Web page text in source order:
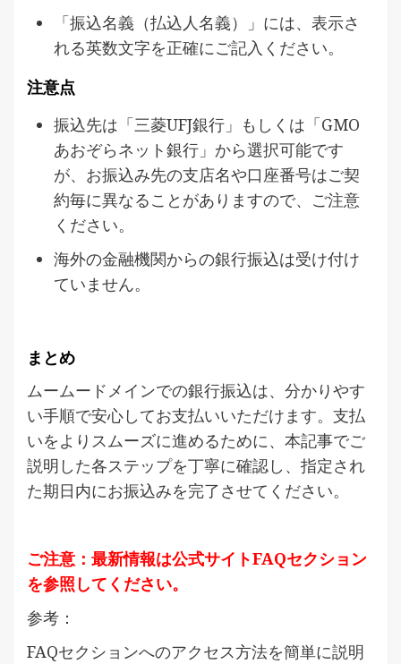
「振込名義（払込人名義）」には、表示さ
れる英数文字を正確にご記入ください。
注意点
振込先は「三菱UFJ銀行」もしくは「GMO
あおぞらネット銀行」から選択可能です
が、お振込み先の支店名や口座番号はご契
約毎に異なることがありますので、ご注意
ください。
海外の金融機関からの銀行振込は受け付け
ていません。
まとめ
ムームードメインでの銀行振込は、分かりやす
い手順で安心してお支払いいただけます。支払
いをよりスムーズに進めるために、本記事でご
説明した各ステップを丁寧に確認し、指定され
た期日内にお振込みを完了させてください。
ご注意：最新情報は公式サイトFAQセクション
を参照してください。
参考：
FAQセクションへのアクセス方法を簡単に説明